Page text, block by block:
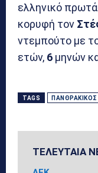
ελληνικό
κορυφή τον
ντεμπούτο με
ετών, 6 μηνών
TAGS ΠΑΝΘΡΑΚΙΚΌΣ
ΤΕΛΕΥΤΑΙΑ